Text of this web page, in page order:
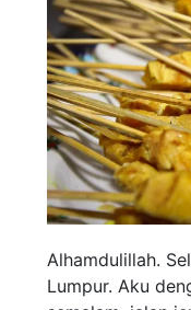
Alhamdulillah.
Lumpur. Aku